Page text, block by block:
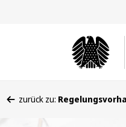
befinden
zurück zu: